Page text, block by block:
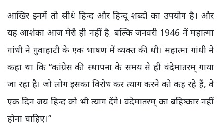
आखिर इनमें तो सीधे हिन्द और हिन्दू शब्दों का उपयोग है। और
यह आशंका आज मेरी ही नहीं है, बल्कि जनवरी 1946 में महात्मा
गांधी ने गुवाहाटी के एक भाषण में व्यक्त की थी। महात्मा गांधी ने
कहा था कि “कांग्रेस की स्थापना के समय से ही वंदेमातरम् गाया
जा रहा है। जो लोग इसका विरोध कर त्याग करने को कह रहे हैं, वे
एक दिन जय हिन्द को भी त्याग देंगे। वंदेमातरम् का बहिष्कार नहीं
होना चाहिए।”